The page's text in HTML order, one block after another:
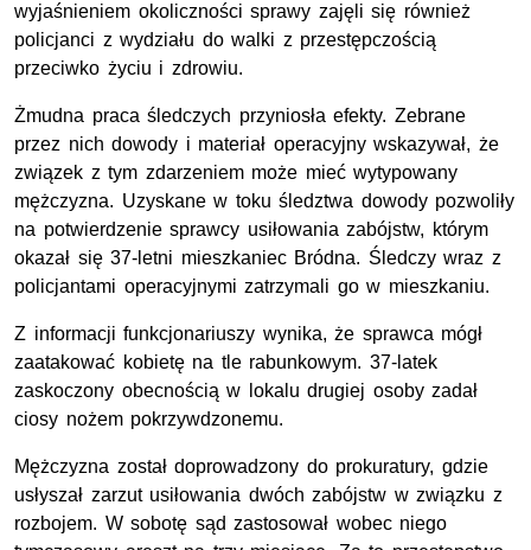
wyjaśnieniem okoliczności sprawy zajęli się również
policjanci z wydziału do walki z przestępczością
przeciwko życiu i zdrowiu.
Żmudna praca śledczych przyniosła efekty. Zebrane
przez nich dowody i materiał operacyjny wskazywał, że
związek z tym zdarzeniem może mieć wytypowany
mężczyzna. Uzyskane w toku śledztwa dowody pozwoliły
na potwierdzenie sprawcy usiłowania zabójstw, którym
okazał się 37-letni mieszkaniec Bródna. Śledczy wraz z
policjantami operacyjnymi zatrzymali go w mieszkaniu.
Z informacji funkcjonariuszy wynika, że sprawca mógł
zaatakować kobietę na tle rabunkowym. 37-latek
zaskoczony obecnością w lokalu drugiej osoby zadał
ciosy nożem pokrzywdzonemu.
Mężczyzna został doprowadzony do prokuratury, gdzie
usłyszał zarzut usiłowania dwóch zabójstw w związku z
rozbojem. W sobotę sąd zastosował wobec niego